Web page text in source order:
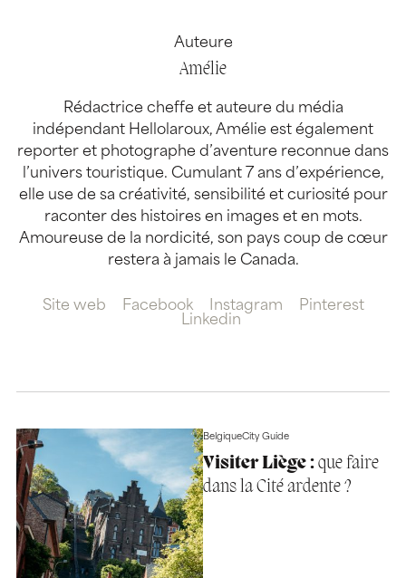
Auteure
Amélie
Rédactrice cheffe et auteure du média
indépendant Hellolaroux, Amélie est également
reporter et photographe d’aventure reconnue dans
l’univers touristique. Cumulant 7 ans d’expérience,
elle use de sa créativité, sensibilité et curiosité pour
raconter des histoires en images et en mots.
Amoureuse de la nordicité, son pays coup de cœur
restera à jamais le Canada.
Site web Facebook Instagram
Pinterest
Linkedin
BelgiqueCity Guide
Visiter Liège :que faire
dans la Cité ardente ?